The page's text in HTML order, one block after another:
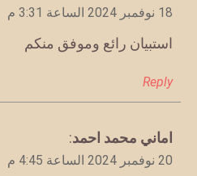
18 نوفمبر 2024 الساعة 3:31 م
استبيان رائع وموفق منكم
Reply
يقول
اماني محمد احمد:
20 نوفمبر 2024 الساعة 4:45 م